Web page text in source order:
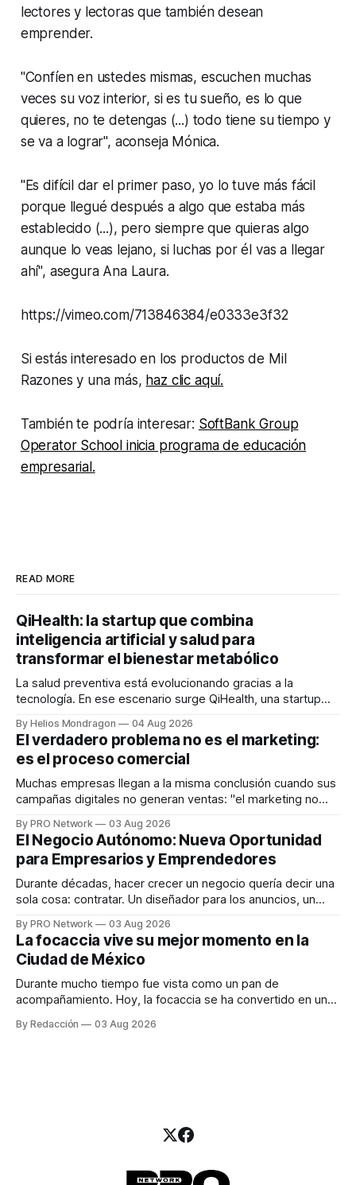
lectores y lectoras que también desean
emprender.
"Confíen en ustedes mismas, escuchen muchas
veces su voz interior, si es tu sueño, es lo que
quieres, no te detengas (...) todo tiene su tiempo y
se va a lograr", aconseja Mónica.
"Es difícil dar el primer paso, yo lo tuve más fácil
porque llegué después a algo que estaba más
establecido (...), pero siempre que quieras algo
aunque lo veas lejano, si luchas por él vas a llegar
ahí", asegura Ana Laura.
https://vimeo.com/713846384/e0333e3f32
Si estás interesado en los productos de Mil
Razones y una más, haz clic aquí.
También te podría interesar: SoftBank Group
Operator School inicia programa de educación
empresarial.
READ MORE
QiHealth: la startup que combina
inteligencia artificial y salud para
transformar el bienestar metabólico
La salud preventiva está evolucionando gracias a la
tecnología. En ese escenario surge QiHealth, una startup
dispositivos inteligentes, inteligencia artificial y monitoreo
en tiempo real para ayudar a las personas a tomar mejores
decisiones sobre su salud metabólica. Su propuesta busca
responder
By Helios Mondragon 04 Aug 2026
El verdadero problema no es el marketing:
es el proceso comercial
Muchas empresas llegan a la misma conclusión cuando sus
campañas digitales no generan ventas: "el marketing no
INTERIUS, el problema suele estar en otro lugar. Durante
una entrevista para el podcast SER PRO, el especialista en
marketing digital explicó que
By PRO Network 03 Aug 2026
El Negocio Autónomo: Nueva Oportunidad
para Empresarios y Emprendedores
Durante décadas, hacer crecer un negocio quería decir una
sola cosa: contratar. Un diseñador para los anuncios, un
para los textos, alguien que supiera de publicidad digital
para encontrar prospectos, un vendedor para atender
llamadas y mensajes, y —con suerte— una persona
By PRO Network 03 Aug 2026
La focaccia vive su mejor momento en la
Ciudad de México
Durante mucho tiempo fue vista como un pan de
acompañamiento. Hoy, la focaccia se ha convertido en uno
artesanal, ingredientes de calidad y experiencias que
By Redacción 03 Aug 2026